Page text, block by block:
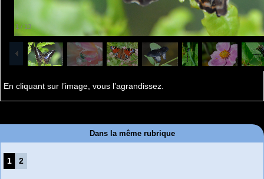
1 /13
En cliquant sur l’image, vous l’agrandissez.
Dans la même rubrique
1 2